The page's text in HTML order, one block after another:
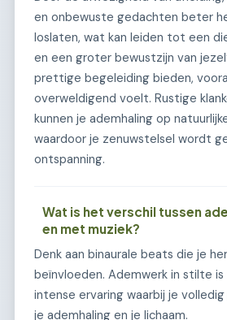
en onbewuste gedachten beter
loslaten, wat kan leiden tot een
en een groter bewustzijn van
prettige begeleiding bieden,
overweldigend voelt. Rustige
kunnen je ademhaling op
waardoor je zenuwstelsel wordt
ontspanning.
Wat is het verschil tussen
en met muziek?
Denk aan binaurale beats die je
beïnvloeden. Ademwerk in stilte
intense ervaring waarbij je
je ademhaling en je lichaam.